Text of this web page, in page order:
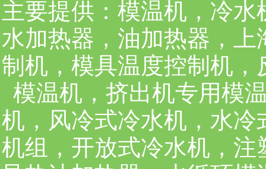
主要提供： 模温机，冷水
水加热器，油加热器，
制机，模具温度控制机
模温机，挤出机专用模
机，风冷式冷水机，水
机组，开放式冷水机，